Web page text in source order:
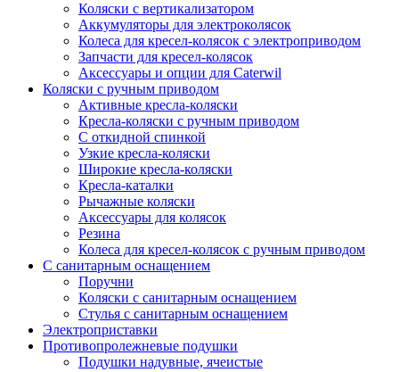
Коляски с вертикализатором
Аккумуляторы для электроколясок
Колеса для кресел-колясок с электроприводом
Запчасти для кресел-колясок
Аксессуары и опции для Caterwil
Коляски с ручным приводом
Активные кресла-коляски
Кресла-коляски с ручным приводом
С откидной спинкой
Узкие кресла-коляски
Широкие кресла-коляски
Кресла-каталки
Рычажные коляски
Аксессуары для колясок
Резина
Колеса для кресел-колясок с ручным приводом
С санитарным оснащением
Поручни
Коляски с санитарным оснащением
Стулья с санитарным оснащением
Электроприставки
Противопролежневые подушки
Подушки надувные, ячеистые